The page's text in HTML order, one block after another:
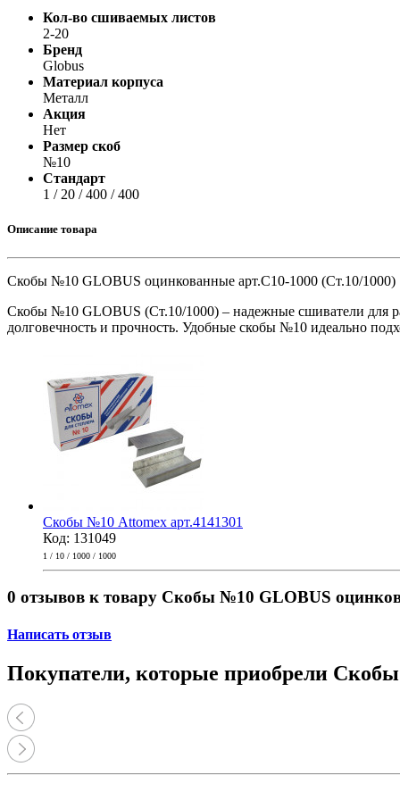
Оборудование банковское
Кол-во сшиваемых листов
2-20
Бренд
Globus
Материал корпуса
Металл
Акция
Нет
Размер скоб
№10
Стандарт
1 / 20 / 400 / 400
Описание товара
Скобы №10 GLOBUS оцинкованные арт.С10-1000 (Ст.10/1000)
Скобы №10 GLOBUS (Ст.10/1000) – надежные сшиватели для
долговечность и прочность. Удобные скобы №10 идеально
Скобы №10 Attomex арт.4141301
Код: 131049
1 / 10 / 1000 / 1000
0 отзывов к товару Скобы №10 GLOBUS
Написать отзыв
Покупатели, которые приобрели